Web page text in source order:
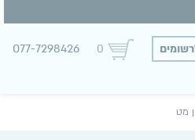
0
077-7298426